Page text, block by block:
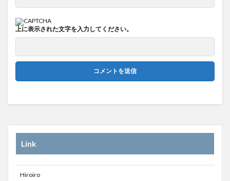
上に表示された文字を入力してください。
Link
Hiroiro